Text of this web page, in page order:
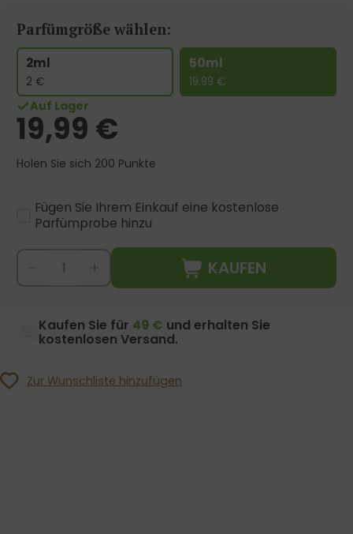
Parfümgröße wählen:
2ml
2 €
50ml
19.99 €
Auf Lager
19,99 €
Holen Sie sich 200 Punkte
Fügen Sie Ihrem Einkauf eine kostenlose
Parfümprobe hinzu
KAUFEN
Kaufen Sie für 49 € und erhalten Sie
kostenlosen Versand.
Zur Wunschliste hinzufügen